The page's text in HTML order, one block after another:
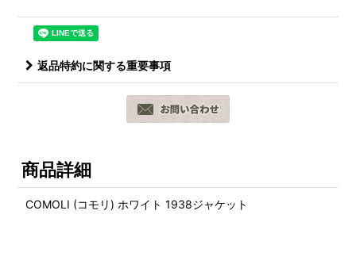
返品特約に関する重要事項
商品詳細
COMOLI (コモリ) ホワイト 1938ジャケット